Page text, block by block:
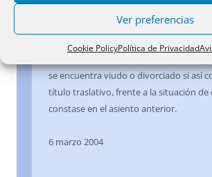
Ver preferencias
Cookie PolicyPolítica de Privacidad
circunstancia, como, por ejemplo, la
matrimonio existente en su momento,
se encuentra viudo o divorciado si así
título traslativo, frente a la situación de
constase en el asiento anterior.
6 marzo 2004